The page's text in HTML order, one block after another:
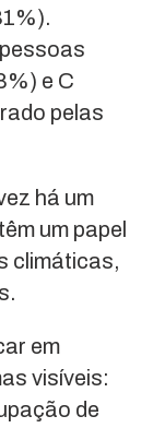
e C
pelas
há um
um papel
climáticas,
em
visíveis:
de